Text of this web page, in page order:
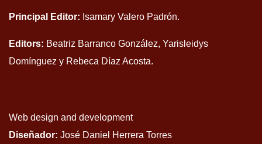
Principal Editor: Isamary Valero Padrón.
Editors: Beatriz Barranco González, Yarisleidys
Domínguez y Rebeca Díaz Acosta.
Web design and development
Diseñador: José Daniel Herrera Torres